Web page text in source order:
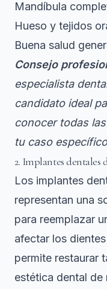
Mandíbula
Hueso y tejidos
Buena salud
Consejo
especialista
candidato ideal
conocer todas
tu caso
2. Implantes dentales
Los implantes
representan una
para reemplazar
afectar los
permite restaurar
estética dental de